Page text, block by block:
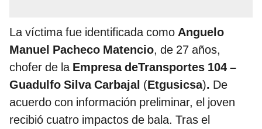
La víctima fue identificada como Anguelo
Manuel Pacheco Matencio, de 27 años,
chofer de laEmpresa deTransportes 104 –
Guadulfo Silva Carbajal (Etgusicsa). De
acuerdo con información preliminar, el joven
recibió cuatro impactos de bala. Tras el